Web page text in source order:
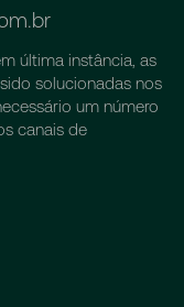
última instância, as
solucionadas nos
um número
canais de